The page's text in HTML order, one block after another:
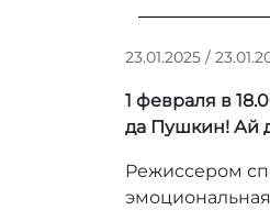
23.01.2025 /
1 февраля в
да Пушкин! Ай
Режиссером